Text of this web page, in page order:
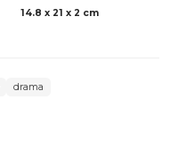
14.8 x 21 x 2 cm
drama